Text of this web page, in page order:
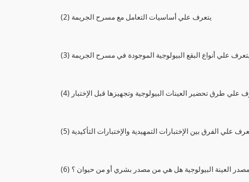
(2) يتعرف علي أساسيات التعامل مع مسرح الجريمة
يتعرف علي أنواع البقع البيولوجية الموجودة في مسرح الجريمة
علي طرق تحضير العينات البيولوجية وتجهيزها قبل الإختبار
يتعرف علي الفرق بين الإختبارات التمهيدية والإختبارات التأكيدية
مصدر العينة البيولوجية هل هي من مصدر بشري أو من حيوان ؟